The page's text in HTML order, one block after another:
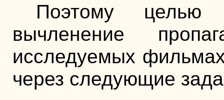
Поэтому целью
вычленение
исследуемых
через следующие